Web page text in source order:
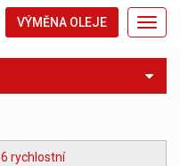
VÝMĚNA OLEJE
6 rychlostní